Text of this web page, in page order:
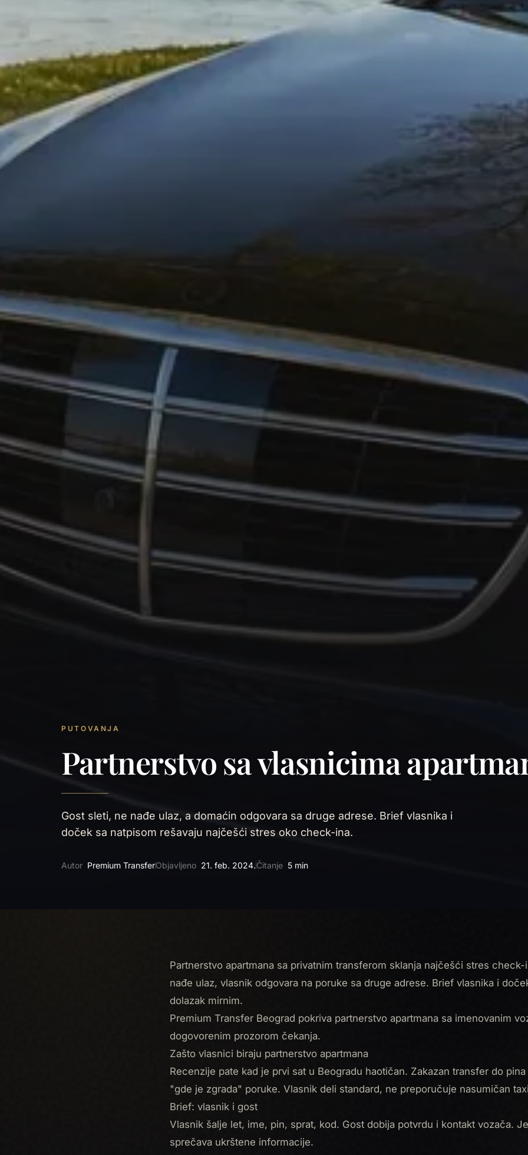
PUTOVANJA
Partnerstvo sa vlasnicima
Gost sleti, ne nađe ulaz, a domaćin odgovara sa druge adrese. Brief vlasnika i
doček sa natpisom rešavaju najčešći stres oko check-ina.
Autor Premium TransferObjavljeno 21. feb. 2024.Čitanje 5 min
Partnerstvo apartmana sa privatnim transferom sklanja najčešći stres
nađe ulaz, vlasnik odgovara na poruke sa druge adrese. Brief vlasnika i
dolazak mirnim.
Premium Transfer Beograd pokriva partnerstvo apartmana sa imenovanim
dogovorenim prozorom čekanja.
Zašto vlasnici biraju partnerstvo apartmana
Recenzije pate kad je prvi sat u Beogradu haotičan. Zakazan transfer do
"gde je zgrada" poruke. Vlasnik deli standard, ne preporučuje nasumičan
Brief: vlasnik i gost
Vlasnik šalje let, ime, pin, sprat, kod. Gost dobija potvrdu i kontakt vozača.
sprečava ukrštene informacije.